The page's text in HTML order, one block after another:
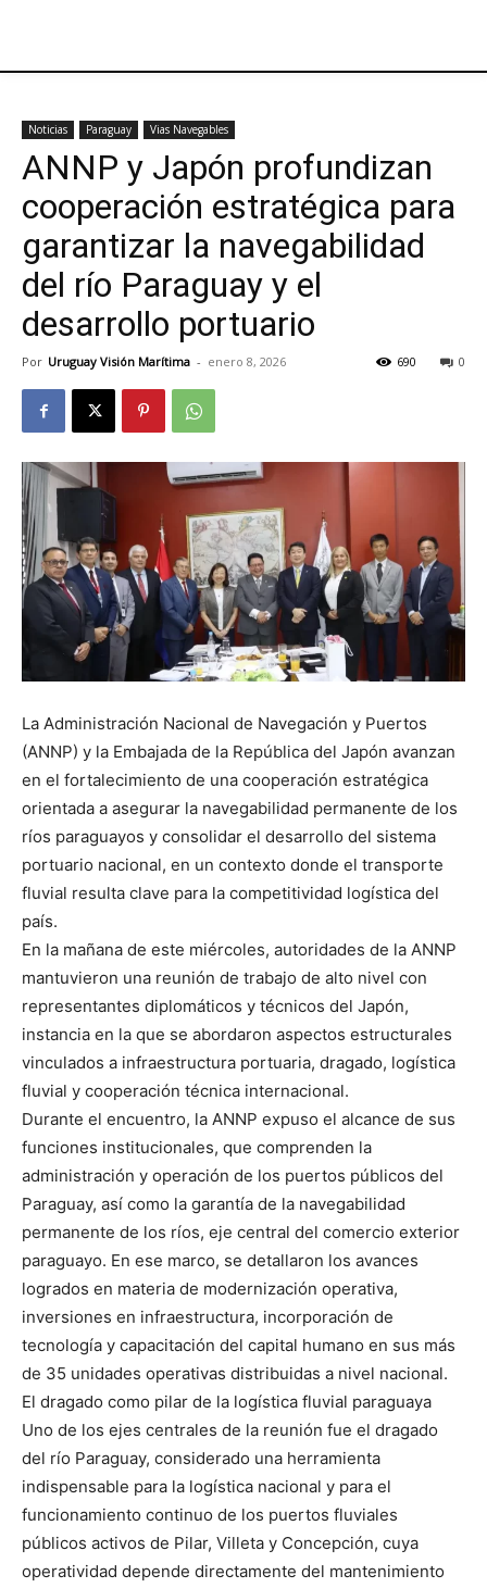
Noticias Paraguay Vias Navegables
ANNP y Japón profundizan
cooperación estratégica para
garantizar la navegabilidad
del río Paraguay y el
desarrollo portuario
Por Uruguay Visión Marítima - enero 8, 2026 0
690
La Administración Nacional de Navegación y Puertos
(ANNP) y la Embajada de la República del Japón avanzan
en el fortalecimiento de una cooperación estratégica
orientada a asegurar la navegabilidad permanente de los
ríos paraguayos y consolidar el desarrollo del sistema
portuario nacional, en un contexto donde el transporte
fluvial resulta clave para la competitividad logística del
país.
En la mañana de este miércoles, autoridades de la ANNP
mantuvieron una reunión de trabajo de alto nivel con
representantes diplomáticos y técnicos del Japón,
instancia en la que se abordaron aspectos estructurales
vinculados a infraestructura portuaria, dragado, logística
fluvial y cooperación técnica internacional.
Durante el encuentro, la ANNP expuso el alcance de sus
funciones institucionales, que comprenden la
administración y operación de los puertos públicos del
Paraguay, así como la garantía de la navegabilidad
permanente de los ríos, eje central del comercio exterior
paraguayo. En ese marco, se detallaron los avances
logrados en materia de modernización operativa,
inversiones en infraestructura, incorporación de
tecnología y capacitación del capital humano en sus más
de 35 unidades operativas distribuidas a nivel nacional.
El dragado como pilar de la logística fluvial paraguaya
Uno de los ejes centrales de la reunión fue el dragado
del río Paraguay, considerado una herramienta
indispensable para la logística nacional y para el
funcionamiento continuo de los puertos fluviales
públicos activos de Pilar, Villeta y Concepción, cuya
operatividad depende directamente del mantenimiento